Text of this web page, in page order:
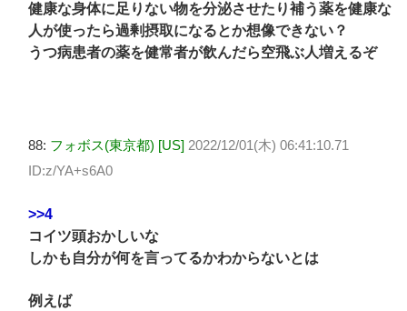
健康な身体に足りない物を分泌させたり補う薬を健康な
人が使ったら過剰摂取になるとか想像できない？
うつ病患者の薬を健常者が飲んだら空飛ぶ人増えるぞ
88: フォボス(東京都) [US] 2022/12/01(木) 06:41:10.71
ID:z/YA+s6A0
>>4
コイツ頭おかしいな
しかも自分が何を言ってるかわからないとは
例えば